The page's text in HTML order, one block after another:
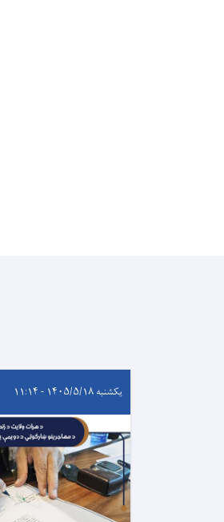
یکشنبه ۱۴۰۵/۵/۱۸ - ۱۱:۱۴